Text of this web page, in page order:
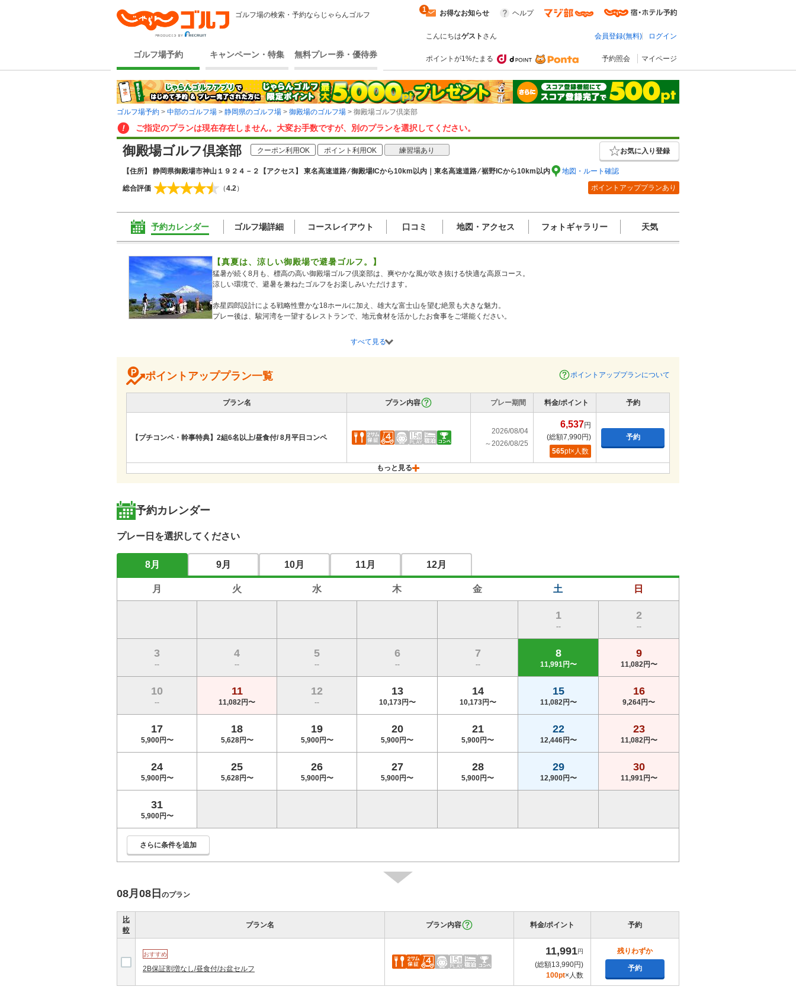
ゴルフ場の検索・予約ならじゃらんゴルフ
ゴルフ場予約 キャンペーン・特集 無料プレー券・優待券
お得なお知らせ
1 ヘルプ
こんにちはゲスト さん 会員登録(無料) ログイン
ポイントが1%たまる 予約照会 マイページ
ゴルフ場予約 > 中部のゴルフ場 > 静岡県のゴルフ場 > 御殿場のゴルフ場 > 御殿場ゴルフ倶楽部
ご指定のプランは現在存在しません。大変お手数ですが、別のプランを選択してください。
御殿場ゴルフ倶楽部 クーポン利用OK ポイント利用OK 練習場あり お気に入り登録
【住所】 静岡県御殿場市神山１９２４－２ 【アクセス】 東名高速道路 ⁄ 御殿場ICから10km以内｜東名高速道路 ⁄ 裾野ICから10km以内 地図・ルート確認
総合評価 （4.2） ポイントアッププランあり
予約カレンダー ゴルフ場詳細 コースレイアウト 口コミ 地図・アクセス フォトギャラリー 天気
【真夏は、涼しい御殿場で避暑ゴルフ。】
猛暑が続く8月も、標高の高い御殿場ゴルフ倶楽部は、爽やかな風が吹き抜ける快適な高原コース。
涼しい環境で、避暑を兼ねたゴルフをお楽しみいただけます。
赤星四郎設計による戦略性豊かな18ホールに加え、雄大な富士山を望む絶景も大きな魅力。
プレー後は、駿河湾を一望するレストランで、地元食材を活かしたお食事をご堪能ください。
東名高速・御殿場ICから約15分、都心から約75分とアクセスも良好。
すべて見る
ポイントアッププラン一覧 ポイントアッププランについて
プラン名 プラン内容 プレー期間 料金/ポイント 予約
【プチコンペ・幹事特典】2組6名以上/昼食付/ 8月平日コンペ
2026/08/04
～2026/08/25
6,537円
(総額7,990円)
565pt×人数
予約
6,537円
【プチコンペ・幹事特典】2組6名以上/昼食付/ 12月コンペ
【プチコンペ・幹事特典】2組6名以上/昼食付/ 8月平日コンペ
6,810円
(総額8,290円)
568pt×人数
予約
【プチコンペ・幹事特典】2組6名以上/昼食付/ 9月平日コンペ
6,810円
(総額8,290円)
568
予約
【プチコンペ・幹事特典】2組6名以上/昼食付/ 9月平日コンペ
6,991円
(総額8,490円)
569pt×人数
予約
【プチコンペ・幹事特典】2組6名以上/昼食付/ 12月コンペ
～2026/12/18
6,991円
(総額8,490円)
569pt×人数
予約
【プチコンペ・幹事特典】2組6名以上/昼食付/10月コンペ
7,173円
(総額8,690円)
予約
【プチコンペ・幹事特典】2組6名以上/昼食付/ 12月コンペ
7,173円
【プチコンペ・幹事特典】2組6名以上/昼食付/ 9月平日コンペ
【プチコンペ・幹事特典】2組6名以上/昼食付/10月コンペ
7,446円
(総額8,990円)
574pt×人数
予約
2026/11/10
7,446円
もっと見る
予約カレンダー
プレー日を選択してください
8月 9月 10月 11月 12月
月 火 水 木 金 土 日
1
--
2
--
3
--
4
--
5
--
6
--
7
--
8
11,991円〜
9
11,082円〜
10
--
11
11,082円〜
12
--
13
10,173円〜
14
10,173円〜
15
11,082円〜
16
9,264円〜
17
5,900円〜
18
5,628円〜
19
5,900円〜
20
5,900円〜
21
5,900円〜
22
12,446円〜
23
11,082円〜
24
5,900円〜
25
5,628円〜
26
5,900円〜
27
5,900円〜
28
5,900円〜
29
12,900円〜
30
11,991円〜
31
5,900円〜
さらに条件を追加
08月08日 のプラン
比
較
プラン名 プラン内容 料金/ポイント 予約
おすすめ
2B保証割増なし/昼食付/お盆セルフ
11,991円
(総額13,990円)
100pt×人数
残りわずか
予約